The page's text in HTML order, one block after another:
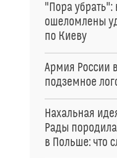
"Пора убрать":
ошеломлены
по Киеву
Армия России
подземное
Нахальная
Рады
в Польше: что